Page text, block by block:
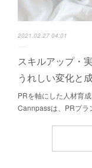
2021.02.27 04:01
スキルアップ・
うれしい変化と
PRを軸にした人材育
Cannpassは、PRプ